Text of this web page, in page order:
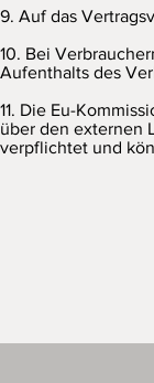
9. Auf das
10. Bei
Aufenthalts des
11. Die Eu-
über den externen
verpflichtet und